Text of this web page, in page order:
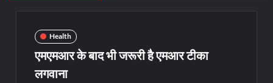
Health
एमएमआर के बाद भी जरूरी है एमआर टीका
लगवाना